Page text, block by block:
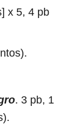
x 5, 4 pb
. 3 pb, 1